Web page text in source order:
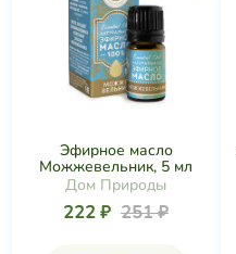
Эфирное масло
Можжевельник, 5 мл
Дом Природы
222 ₽ 251 ₽